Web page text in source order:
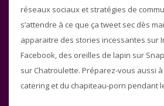
réseaux sociaux et stratégies de
s’attendre à ce que ça tweet sec dès
apparaitre des stories incessantes sur
Facebook, des oreilles de lapin sur
sur Chatroulette. Préparez-vous aussi
catering et du chapiteau-porn pendant